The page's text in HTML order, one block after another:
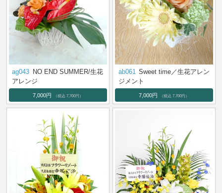
ag043 NO END SUMMER/生花
アレンジ
7,000円 （税込 7,700円）
ab061 Sweet time／生花アレン
ジメント
7,000円 （税込 7,700円）